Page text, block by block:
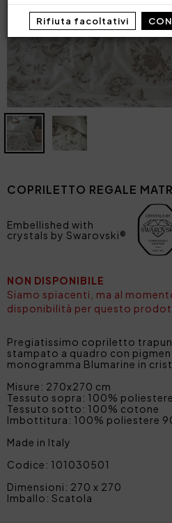
Rifiuta facoltativi
COPRILETTO REGALE
Embellished with
crystals by Swarovski®
NON DISPONIBILE
Siamo spiacenti, ma al
disponibilità per questo
Pregiatissimo copriletto
stampato a quadro con
monogramma Blumarine in
Misure: 270x270 cm
Tessuto sopra: 100% poliestere
Tessuto sotto: 100% cotone
Imbottitura: 100% poliestere
Made in Italy
Codice: 101030501
Dimensioni: 270 x 270
Imballo: Scatola